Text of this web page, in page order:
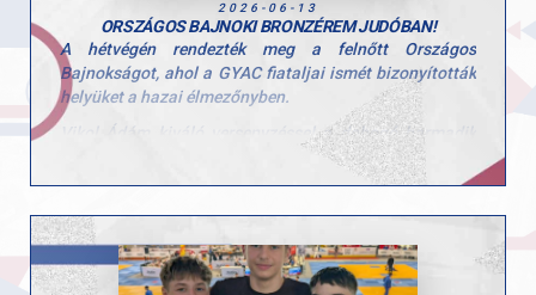
hely:
Járóka Hamvai Mendel
Gratulálunk valamennyi versenyzőnknek a kiváló
szerepléshez, és köszönjük az edzők munkáját, akik nap
mint nap hozzájárulnak sportolóink fejlődéséhez!
2026-06-13
ORSZÁGOS BAJNOKI BRONZÉREM JUDÓBAN!
A hétvégén rendezték meg a felnőtt Országos
Bajnokságot, ahol a GYAC fiataljai ismét bizonyították
helyüket a hazai élmezőnyben.
Vikol Ádám kiváló versenyzéssel a dobogó harmadik
fokára állhatott, míg Madarász Marcell a 7. helyen
zárta a rangos megmérettetést.
Gratulálunk sportolóinknak és edzőiknek az
eredményekhez és a befektetett munkához!